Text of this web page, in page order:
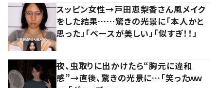
スッピン女性→戸田恵梨香さん風メイク
をした結果……驚きの光景に「本人かと
思った」「ベースが美しい」「似すぎ！！」
夜、虫取りに出かけたら“胸元に違和
感”→直後、驚きの光景に…「笑ったｗｗ